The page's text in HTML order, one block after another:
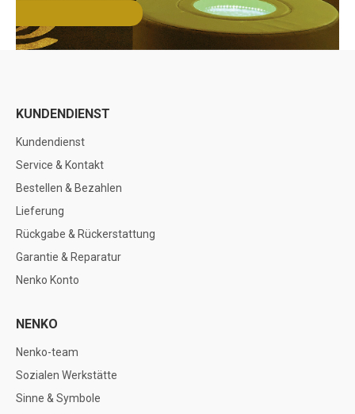
KUNDENDIENST
Kundendienst
Service & Kontakt
Bestellen & Bezahlen
Lieferung
Rückgabe & Rückerstattung
Garantie & Reparatur
Nenko Konto
NENKO
Nenko-team
Sozialen Werkstätte
Sinne & Symbole